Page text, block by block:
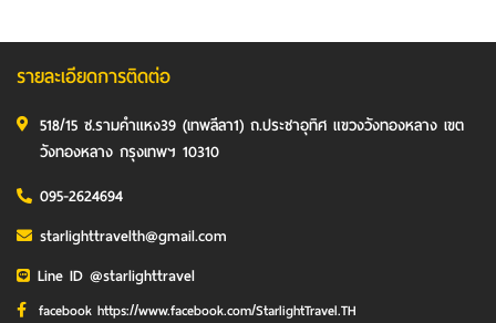
รายละเอียดการติดต่อ
518/15 ซ.รามคำแหง39 (เทพลีลา1) ถ.ประชาอุทิศ แขวงวังทองหลาง เขต
วังทองหลาง กรุงเทพฯ 10310
095-2624694
starlighttravelth@gmail.com
Line ID @starlighttravel
facebook https://www.facebook.com/StarlightTravel.TH